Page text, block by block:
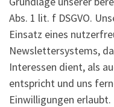
Abs. 1 lit. f DSGVO.
Einsatz eines
Newslettersystems,
Interessen dient, als
entspricht und uns
Einwilligungen erlaubt.